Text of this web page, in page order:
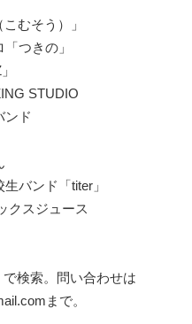
むそう）」
つきの」
STUDIO
ド
バンド「titer」
スジュース
検索。問い合わせは
まで。